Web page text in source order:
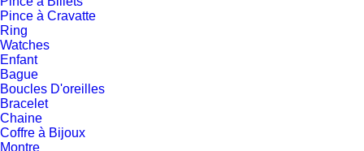
Pince à Cravatte
Ring
Watches
Enfant
Bague
Boucles D'oreilles
Bracelet
Chaine
Coffre à Bijoux
Montre